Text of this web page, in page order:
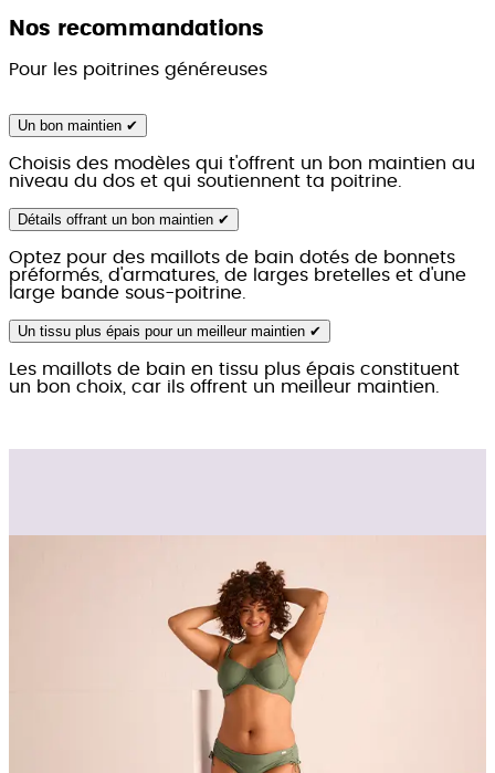
Nos recommandations
Pour les poitrines généreuses
Un bon maintien ✔
Choisis des modèles qui t'offrent un bon maintien au
niveau du dos et qui soutiennent ta poitrine.
Détails offrant un bon maintien ✔
Optez pour des maillots de bain dotés de bonnets
préformés, d'armatures, de larges bretelles et d'une
large bande sous-poitrine.
Un tissu plus épais pour un meilleur maintien ✔
Les maillots de bain en tissu plus épais constituent
un bon choix, car ils offrent un meilleur maintien.